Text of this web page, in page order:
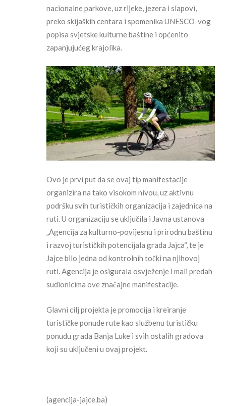
nacionalne parkove, uz rijeke, jezera i slapovi,
preko skijaških centara i spomenika UNESCO-vog
popisa svjetske kulturne baštine i općenito
zapanjujućeg krajolika.
Ovo je prvi put da se ovaj tip manifestacije
organizira na tako visokom nivou, uz aktivnu
podršku svih turističkih organizacija i zajednica na
ruti. U organizaciju se uključila i Javna ustanova
„Agencija za kulturno-povijesnu i prirodnu baštinu
i razvoj turističkih potencijala grada Jajca“, te je
Jajce bilo jedna od kontrolnih točki na njihovoj
ruti. Agencija je osigurala osvježenje i mali predah
sudionicima ove značajne manifestacije.
Glavni cilj projekta je promocija i kreiranje
turističke ponude rute kao službenu turističku
ponudu grada Banja Luke i svih ostalih gradova
koji su uključeni u ovaj projekt.
(agencija-jajce.ba)